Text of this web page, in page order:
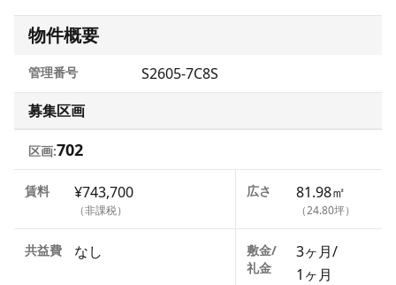
物件概要
管理番号
S2605-7C8S
募集区画
区画:702
賃料 ¥743,700
（非課税）
広さ 81.98㎡
（24.80坪）
共益費 なし
敷金/
礼金
3ヶ月/
1ヶ月